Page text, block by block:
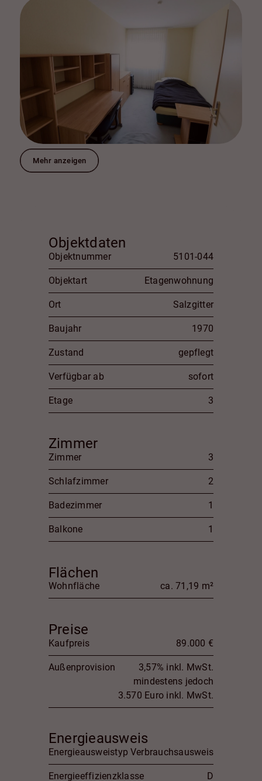
Mehr anzeigen
Objektdaten
Objektnummer 5101-044
Objektart Etagenwohnung
Ort Salzgitter
Baujahr 1970
Zustand gepflegt
Verfügbar ab sofort
Etage 3
Zimmer
Zimmer 3
Schlafzimmer 2
Badezimmer 1
Balkone 1
Flächen
Wohnfläche ca. 71,19 m²
Preise
Kaufpreis 89.000 €
Außenprovision
3,57% inkl. MwSt.
mindestens jedoch
3.570 Euro inkl. MwSt.
Energieausweis
Energieausweistyp Verbrauchsausweis
Energieeffizienzklasse D